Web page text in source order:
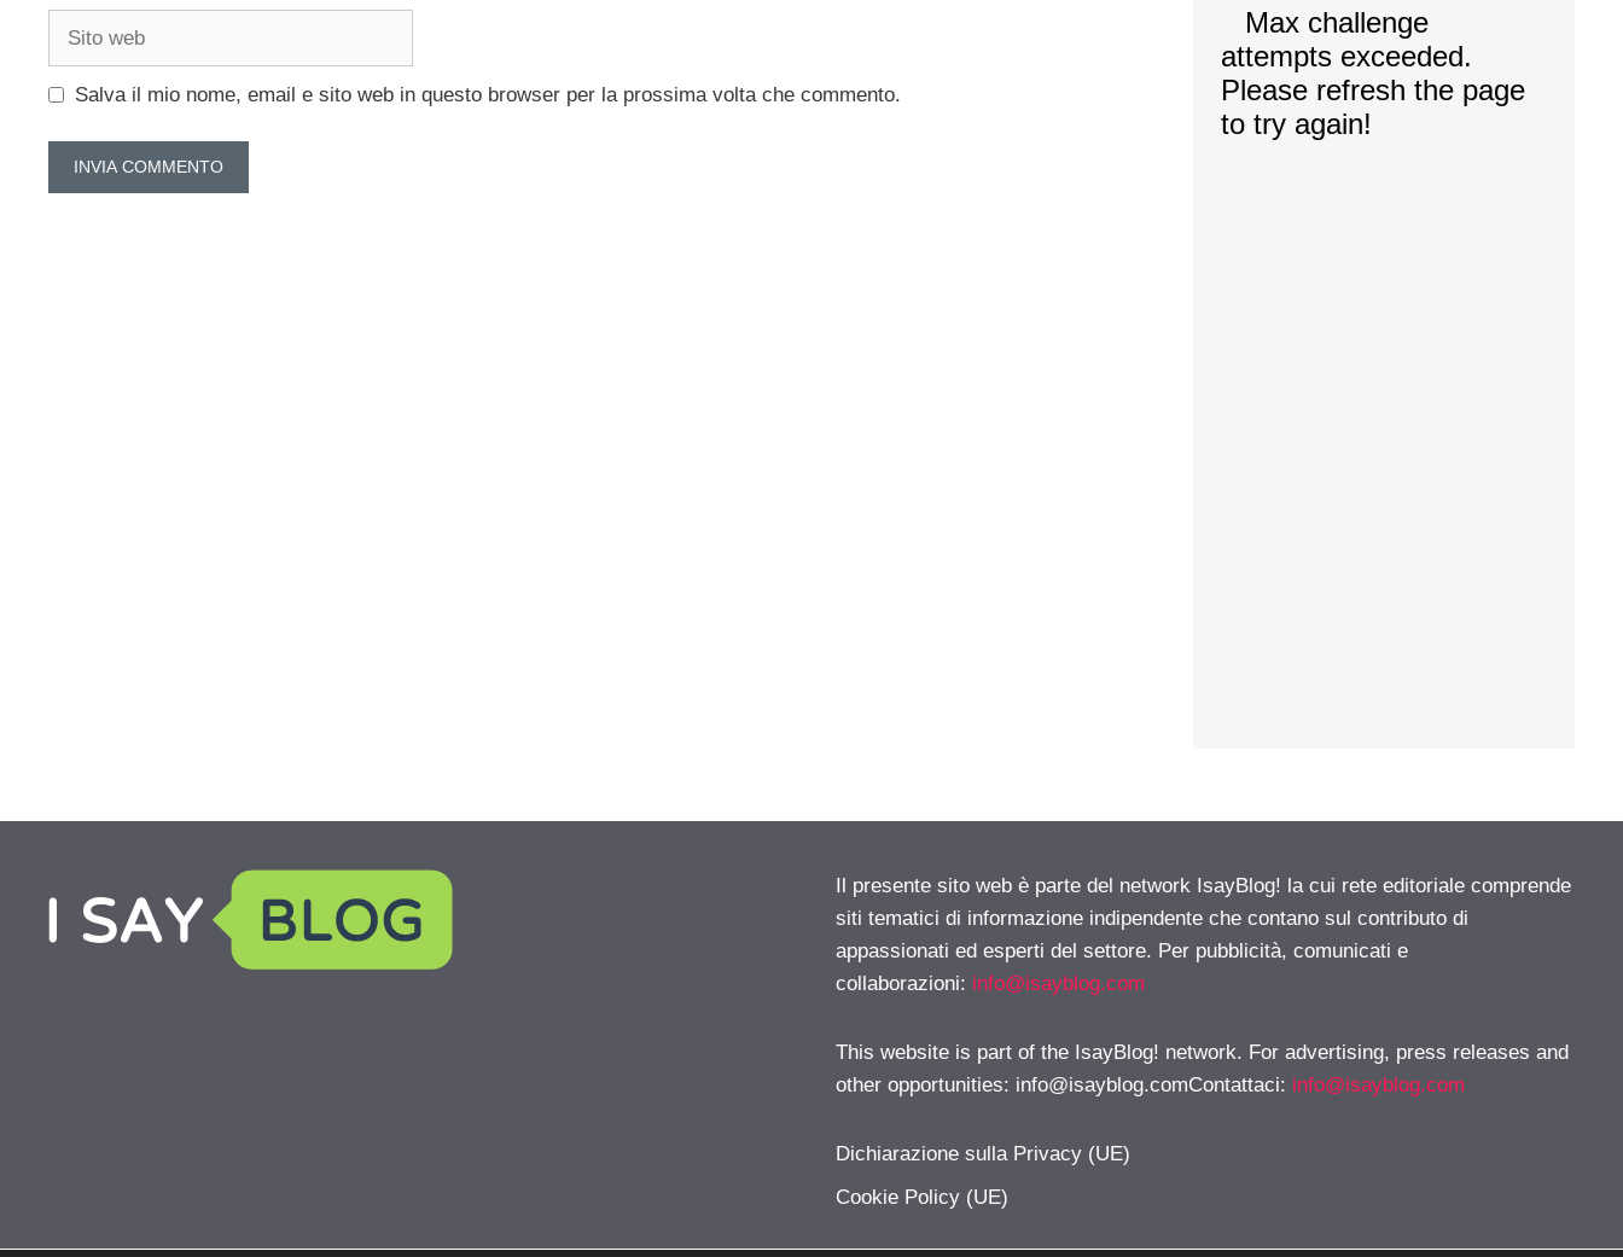
Salva il mio nome, email e sito web in questo browser per la prossima volta che commento.
Il presente sito web è parte del network IsayBlog! la cui rete editoriale comprende
siti tematici di informazione indipendente che contano sul contributo di
appassionati ed esperti del settore. Per pubblicità, comunicati e
collaborazioni: info@isayblog.com
This website is part of the IsayBlog! network. For advertising, press releases and
other opportunities: info@isayblog.comContattaci: info@isayblog.com
Dichiarazione sulla Privacy (UE)
Cookie Policy (UE)